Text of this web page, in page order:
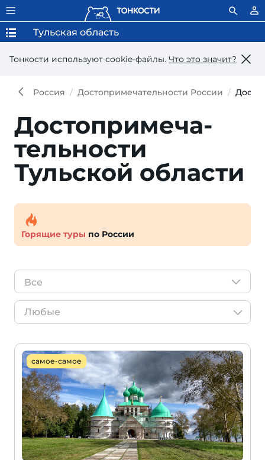
Тонкости используют сookie-файлы. Что это значит?
Тульская область
Россия Достопримечательности России
Достопри­меча­
тель­ности
Тульской области
Горящие туры по России
Все
самое-самое